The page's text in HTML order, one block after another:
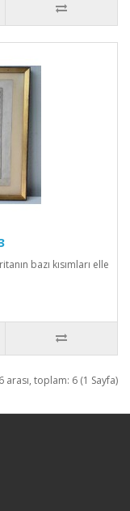
bazı kısımları elle
arası, toplam: 6 (1 Sayfa)